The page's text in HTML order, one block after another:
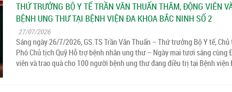
THỨ TRƯỞNG BỘ Y TẾ TRẦN VĂN THUẤN THĂM, ĐỘNG VIÊN
BỆNH UNG THƯ TẠI BỆNH VIỆN ĐA KHOA BẮC NINH SỐ 2
27/07/2026
Sáng ngày 26/7/2026, GS.TS Trần Văn Thuấn – Thứ trưởng Bộ Y tế,
Phó Chủ tịch Quỹ Hỗ trợ bệnh nhân ung thư – Ngày mai tươi sáng cùng
viên và trao quà cho 100 người bệnh ung thư đang điều trị tại Bệnh viện